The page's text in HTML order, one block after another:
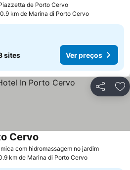
de Porto CervoVer preços
km de Marina di Porto Cervo
sites Ver preços
Partilhar
com hidromassagem no jardimVer
Cervo
km de Marina di Porto Cervo